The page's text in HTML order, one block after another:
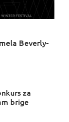
Beverly-
za
brige